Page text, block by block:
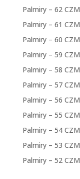
Palmiry – 62 CZM
Palmiry – 61 CZM
Palmiry – 60 CZM
Palmiry – 59 CZM
Palmiry – 58 CZM
Palmiry – 57 CZM
Palmiry – 56 CZM
Palmiry – 55 CZM
Palmiry – 54 CZM
Palmiry – 53 CZM
Palmiry – 52 CZM